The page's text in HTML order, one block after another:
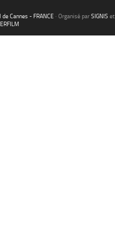
de Cannes - FRANCE · Organisé par SIGNIS et